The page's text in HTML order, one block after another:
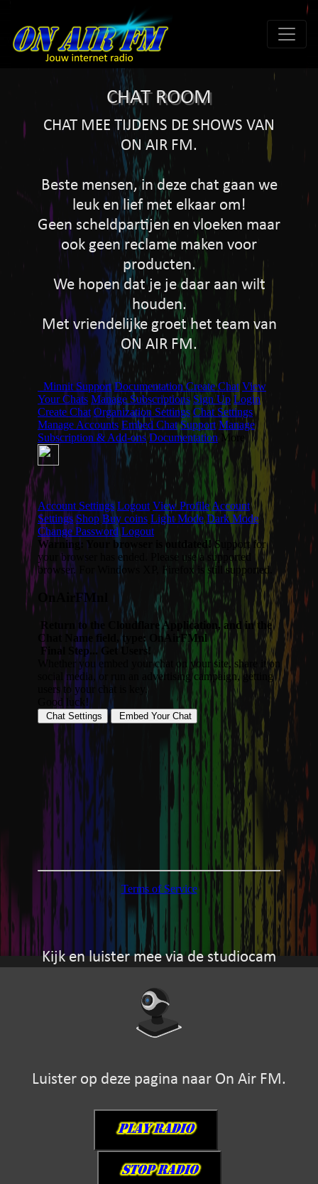
CHAT ROOM
CHAT MEE TIJDENS DE SHOWS VAN
ON AIR FM.
Beste mensen, in deze chat gaan we
leuk en lief met elkaar om!
Geen scheldpartijen en vloeken maar
ook geen reclame maken voor
producten.
We hopen dat je je daar aan wilt
houden.
Met vriendelijke groet het team van
ON AIR FM.
Kijk en luister mee via de studiocam
Luister op deze pagina naar On Air FM.